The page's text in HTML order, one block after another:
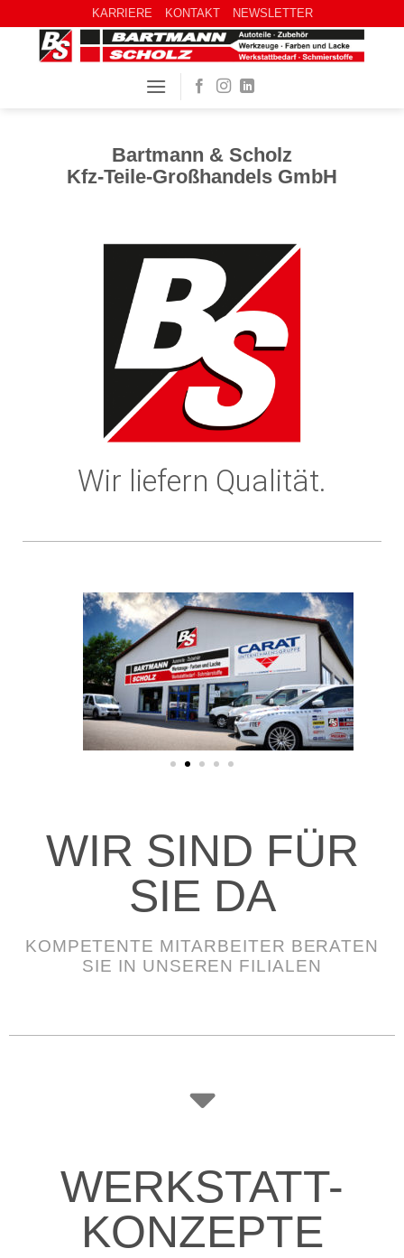
KARRIERE KONTAKT NEWSLETTER
Bartmann & Scholz
Kfz-Teile-Großhandels GmbH
Wir liefern Qualität.
WIR SIND FÜR
SIE DA
KOMPETENTE MITARBEITER BERATEN
SIE IN UNSEREN FILIALEN
WERKSTATT-
KONZEPTE